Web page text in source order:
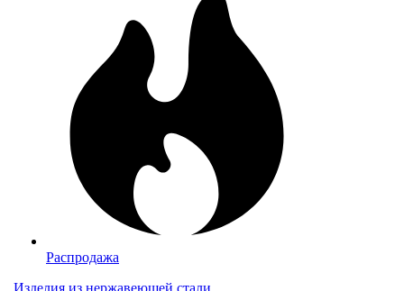
Распродажа
Изделия из нержавеющей стали